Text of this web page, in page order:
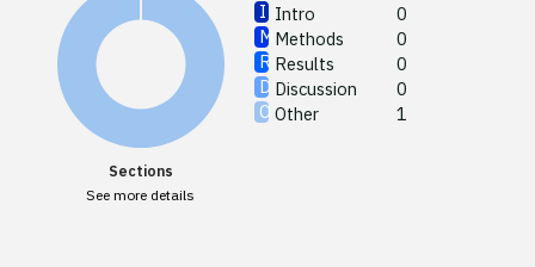
Intro
0
Methods
0
Results
0
Discussion
0
Other
1
Sections
See more details